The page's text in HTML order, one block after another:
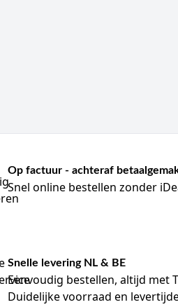
Synthetisch gipsverband
Na circa 20-30 minuten
Lichter
Op factuur - achteraf
Snel online bestellen zonder
Snelle levering NL & BE
Eenvoudig bestellen, altijd met
Duidelijke voorraad en